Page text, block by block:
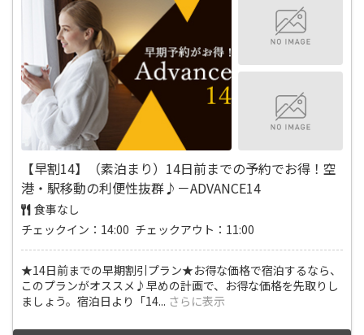
【早割14】（素泊まり）14日前までの予約でお得！空
港・駅移動の利便性抜群♪－ADVANCE14
食事なし
チェックイン：14:00 チェックアウト：11:00
★14日前までの早期割引プラン★お得な価格で宿泊するなら、
このプランがオススメ♪早めの計画で、お得な価格を先取りし
ましょう。宿泊日より「14... さらに表示